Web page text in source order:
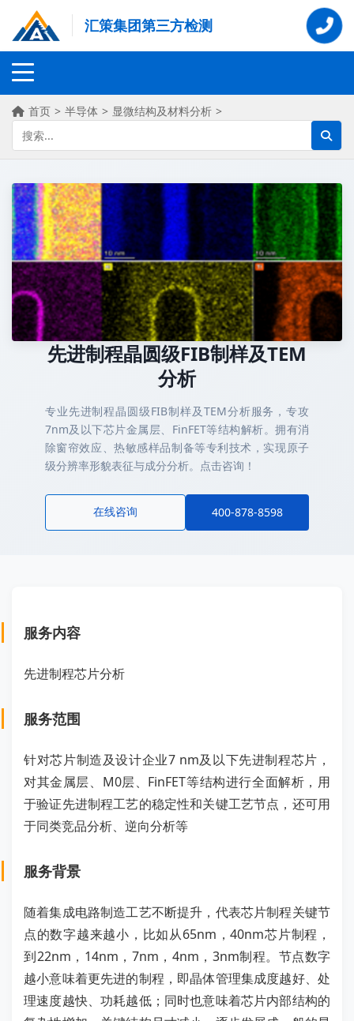
汇策集团第三方检测
首页 > 半导体 > 显微结构及材料分析 >
先进制程晶圆级FIB制样及TEM
分析
专业先进制程晶圆级FIB制样及TEM分析服务，专攻
7nm及以下芯片金属层、FinFET等结构解析。拥有消
除窗帘效应、热敏感样品制备等专利技术，实现原子
级分辨率形貌表征与成分分析。点击咨询！
在线咨询 400-878-8598
服务内容
先进制程芯片分析
服务范围
针对芯片制造及设计企业7 nm及以下先进制程芯片，
对其金属层、M0层、FinFET等结构进行全面解析，用
于验证先进制程工艺的稳定性和关键工艺节点，还可用
于同类竞品分析、逆向分析等
服务背景
随着集成电路制造工艺不断提升，代表芯片制程关键节
点的数字越来越小，比如从65nm，40nm芯片制程，
到22nm，14nm，7nm，4nm，3nm制程。节点数字
越小意味着更先进的制程，即晶体管理集成度越好、处
理速度越快、功耗越低；同时也意味着芯片内部结构的